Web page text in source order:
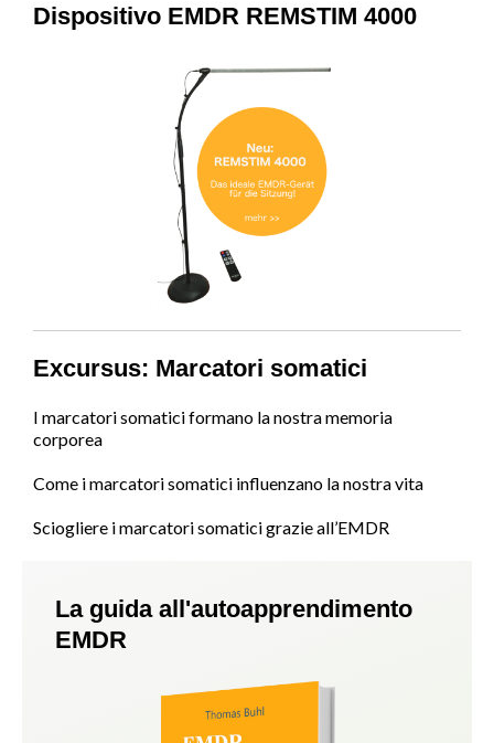
Dispositivo EMDR REMSTIM 4000
Excursus: Marcatori somatici
I marcatori somatici formano la nostra memoria
corporea
Come i marcatori somatici influenzano la nostra vita
Sciogliere i marcatori somatici grazie all’EMDR
La guida all'autoapprendimento
EMDR